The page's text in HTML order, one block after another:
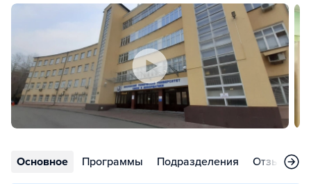
Основное Программы Подразделения Отзывы